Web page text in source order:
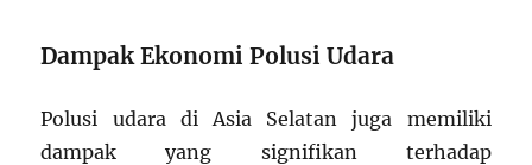
Dampak Ekonomi Polusi Udara
Polusi udara di Asia Selatan juga memiliki
dampak yang signifikan terhadap